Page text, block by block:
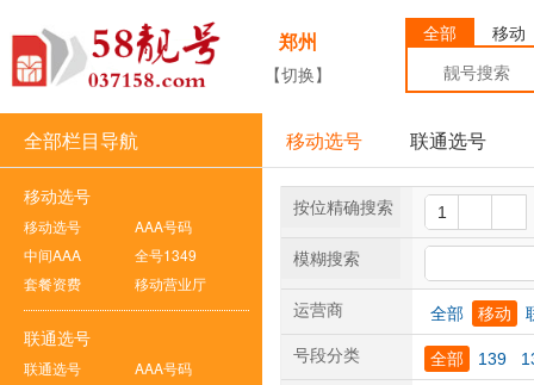
郑州
【切换】
全部 移动
全部栏目导航 移动选号 联通选号
移动选号
移动选号
AAA号码
中间AAA
全号1349
套餐资费
移动营业厅
联通选号
联通选号
AAA号码
按位精确搜索
模糊搜索
运营商 全部 移动
号段分类 全部 139